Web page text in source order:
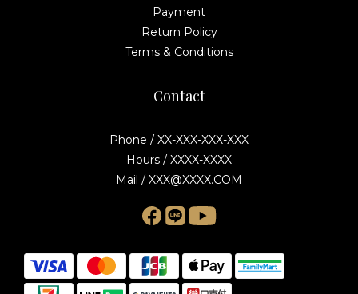
Payment
Return Policy
Terms & Conditions
Contact
Phone / XX-XXX-XXX-XXX
Hours / XXXX-XXXX
Mail / XXX@XXXX.COM